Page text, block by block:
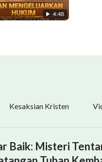
4:48
Kesaksian Kristen
Baik: Misteri